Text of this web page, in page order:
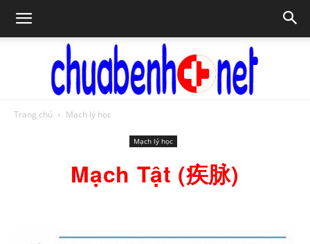
bệnh
Trang chủ Mạch lý học
Mạch lý học
Mạch Tật (疾脉)